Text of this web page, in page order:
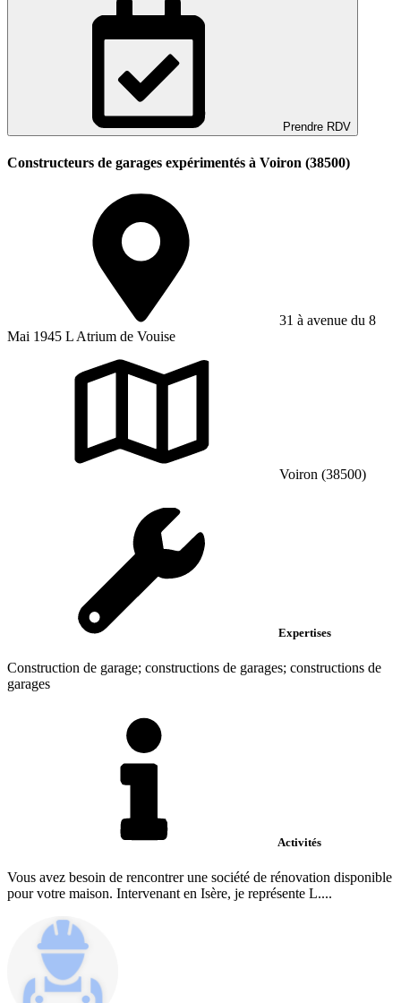
Prendre RDV
Constructeurs de garages expérimentés à Voiron (38500)
31 à avenue du 8
Mai 1945 L Atrium de Vouise
Voiron (38500)
Expertises
Construction de garage; constructions de garages; constructions de
garages
Activités
Vous avez besoin de rencontrer une société de rénovation disponible
pour votre maison. Intervenant en Isère, je représente L....